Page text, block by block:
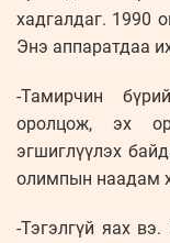
хадгалдаг. 1990
Энэ аппаратдаа
-Тамирчин
оролцож, эх
эгшиглүүлэх
олимпын наадам
-Тэгэлгүй яах